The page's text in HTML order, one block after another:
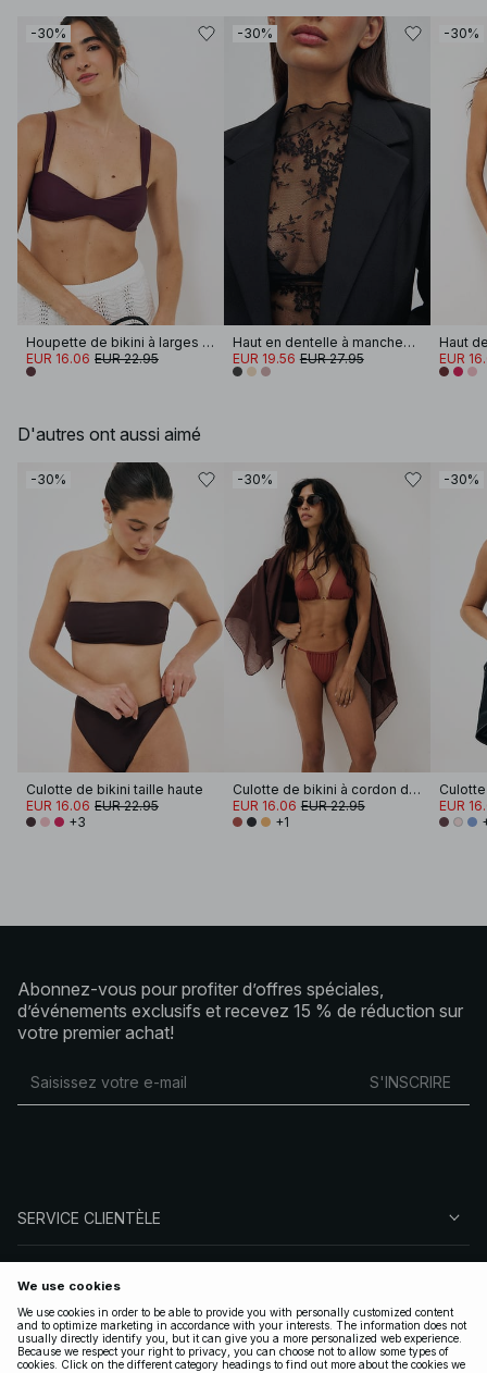
-30%
Houpette de bikini à larges bretelles
EUR 16.06 EUR 22.95
-30%
Haut en dentelle à manches longues
EUR 19.56 EUR 27.95
-30%
EUR
D'autres ont aussi aimé
-30%
Culotte de bikini taille haute
EUR 16.06 EUR 22.95
+3
-30%
Culotte de bikini à cordon de serrage et lanière
EUR 16.06 EUR 22.95
+1
-30%
EUR
Abonnez-vous pour profiter d’offres spéciales,
d’événements exclusifs et recevez 15 % de réduction sur
votre premier achat!
S'INSCRIRE
SERVICE CLIENTÈLE
SUIVEZ-NOUS